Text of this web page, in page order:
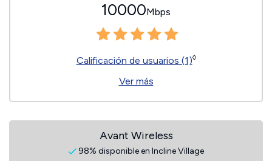
10000Mbps
Calificación de usuarios (1)◊
Ver más
Avant Wireless
98% disponible en Incline Village